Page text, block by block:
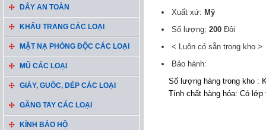
DÂY AN TOÀN
KHẨU TRANG CÁC LOẠI
MẶT NẠ PHÒNG ĐỘC CÁC LOẠI
MŨ CÁC LOẠI
GIÀY, GUỐC, DÉP CÁC LOẠI
GĂNG TAY CÁC LOẠI
KÍNH BẢO HỘ
Xuất xứ: Mỹ
Số lượng: 200 Đôi
< Luôn có sẵn trong kho >
Bảo hành:
Số lượng hàng trong kho :
Tính chất hàng hóa: Có